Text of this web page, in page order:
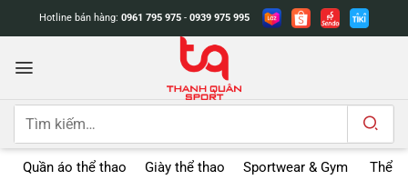
dung
Hotline bán hàng: 0961 795 975 - 0939 975 995
Tìm
Quần áo thể thao Giày thể thao Sportwear & Gym Thể